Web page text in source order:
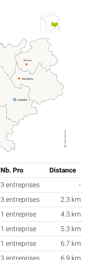
Nb. Pro
Distance
3 entreprises
-
3 entreprises
2.3 km
1 entreprise
4.3 km
1 entreprise
5.3 km
1 entreprise
6.7 km